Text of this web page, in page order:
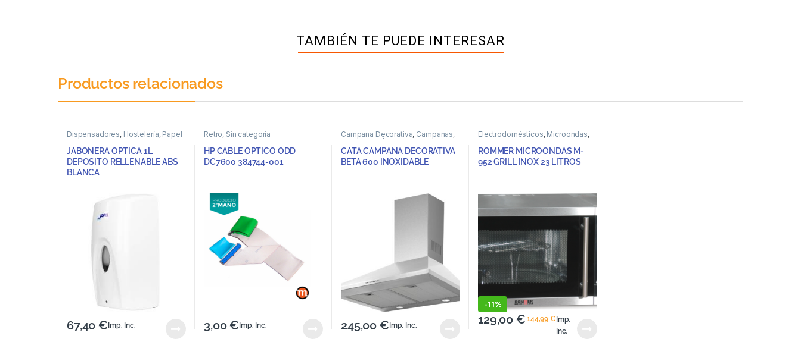
TAMBIÉN TE PUEDE INTERESAR
Productos relacionados
Dispensadores, Hostelería, Papel
JABONERA OPTICA 1L
DEPOSITO RELLENABLE ABS
BLANCA
67,40 € Imp. Inc.
Retro, Sin categoria
HP CABLE OPTICO ODD
DC7600 384744-001
3,00 € Imp. Inc.
Campana Decorativa, Campanas,
Electrodomésticos
Sin categoria
CATA CAMPANA DECORATIVA
BETA 600 INOXIDABLE
245,00 € Imp. Inc.
Electrodomésticos, Microondas,
ROMMER MICROONDAS M-
952 GRILL INOX 23 LITROS
-11%
129,00 € 144,99€Imp.
Inc.